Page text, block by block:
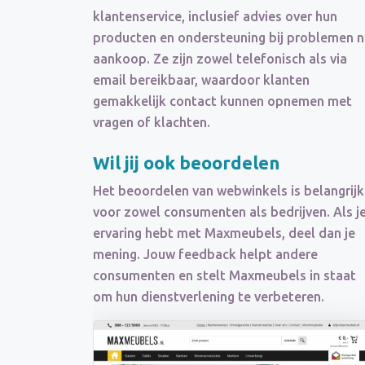
klantenservice, inclusief advies over hun
producten en ondersteuning bij problemen
aankoop. Ze zijn zowel telefonisch als via
email bereikbaar, waardoor klanten
gemakkelijk contact kunnen opnemen met
vragen of klachten.
Wil jij ook beoordelen
Het beoordelen van webwinkels is belangrijk
voor zowel consumenten als bedrijven. Als
ervaring hebt met Maxmeubels, deel dan je
mening. Jouw feedback helpt andere
consumenten en stelt Maxmeubels in staat
om hun dienstverlening te verbeteren.